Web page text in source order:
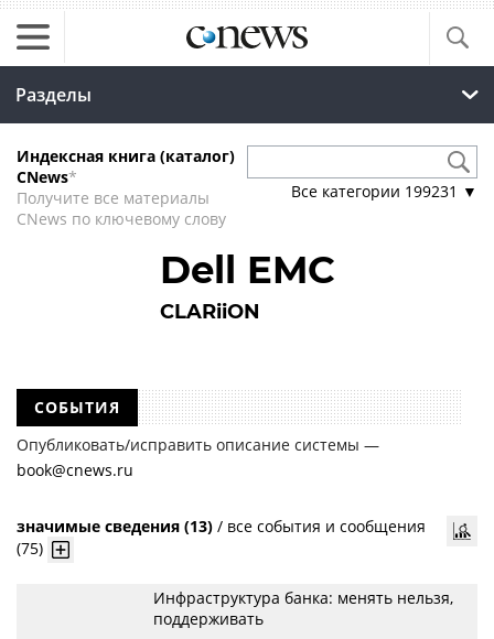
Разделы
Индексная книга (каталог)
CNews*
Получите все материалы
CNews по ключевому слову
Все категории 199231 ▼
Dell EMC
CLARiiON
СОБЫТИЯ
Опубликовать/исправить описание системы —
book@cnews.ru
значимые сведения (13) / все события и сообщения
(75)
Инфраструктура банка: менять нельзя,
поддерживать